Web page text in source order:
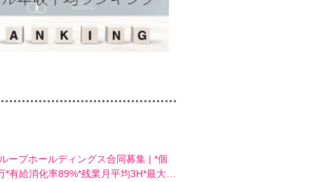
ープホールディングス合同募集 | *個
*有給消化率89%*残業月平均3H*最大…